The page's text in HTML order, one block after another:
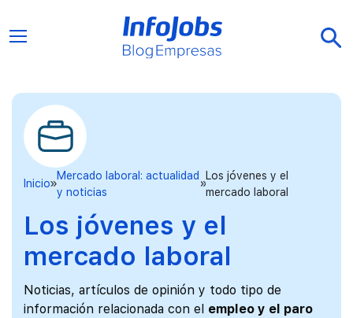
Inicio
Mercado laboral: actualidad
y noticias
Los jóvenes y el
mercado laboral
Los jóvenes y el
mercado laboral
Noticias, artículos de opinión y todo tipo de
información relacionada con el empleo y el paro